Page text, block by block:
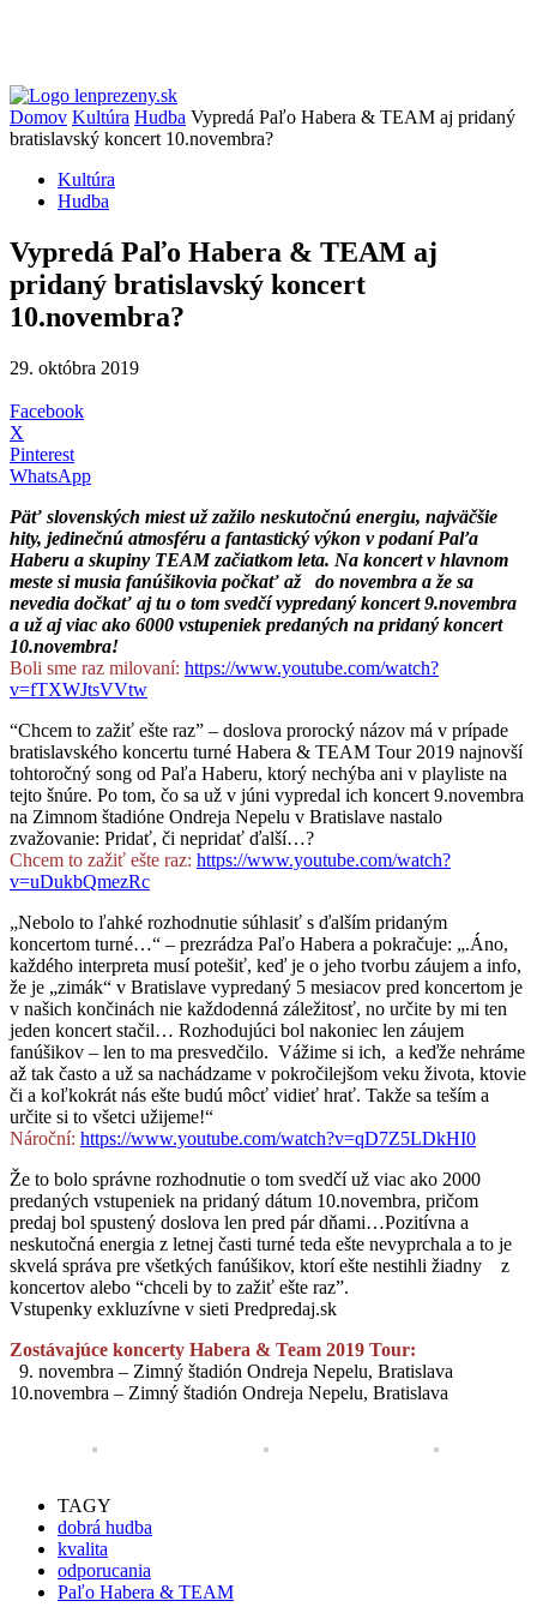
Domov Kultúra Hudba Vypredá Paľo Habera & TEAM aj pridaný
bratislavský koncert 10.novembra?
Kultúra
Hudba
Vypredá Paľo Habera & TEAM aj
pridaný bratislavský koncert
10.novembra?
29. októbra 2019
Facebook
X
Pinterest
WhatsApp
Päť slovenských miest už zažilo neskutočnú energiu, najväčšie
hity, jedinečnú atmosféru a fantastický výkon v podaní Paľa
Haberu a skupiny TEAM začiatkom leta. Na koncert v hlavnom
meste si musia fanúšikovia počkať až do novembra a že sa
nevedia dočkať aj tu o tom svedčí vypredaný koncert 9.novembra
a už aj viac ako 6000 vstupeniek predaných na pridaný koncert
10.novembra!
Boli sme raz milovaní: https://www.youtube.com/watch?
v=fTXWJtsVVtw
“Chcem to zažiť ešte raz” – doslova prorocký názov má v prípade
bratislavského koncertu turné Habera & TEAM Tour 2019 najnovší
tohtoročný song od Paľa Haberu, ktorý nechýba ani v playliste na
tejto šnúre. Po tom, čo sa už v júni vypredal ich koncert 9.novembra
na Zimnom štadióne Ondreja Nepelu v Bratislave nastalo
zvažovanie: Pridať, či nepridať ďalší…?
Chcem to zažiť ešte raz: https://www.youtube.com/watch?
v=uDukbQmezRc
„Nebolo to ľahké rozhodnutie súhlasiť s ďalším pridaným
koncertom turné…“ – prezrádza Paľo Habera a pokračuje: „.Áno,
každého interpreta musí potešiť, keď je o jeho tvorbu záujem a info,
že je „zimák“ v Bratislave vypredaný 5 mesiacov pred koncertom je
v našich končinách nie každodenná záležitosť, no určite by mi ten
jeden koncert stačil… Rozhodujúci bol nakoniec len záujem
fanúšikov – len to ma presvedčilo. Vážime si ich, a keďže nehráme
až tak často a už sa nachádzame v pokročilejšom veku života, ktovie
či a koľkokrát nás ešte budú môcť vidieť hrať. Takže sa teším a
určite si to všetci užijeme!“
Nároční: https://www.youtube.com/watch?v=qD7Z5LDkHI0
Že to bolo správne rozhodnutie o tom svedčí už viac ako 2000
predaných vstupeniek na pridaný dátum 10.novembra, pričom
predaj bol spustený doslova len pred pár dňami…Pozitívna a
neskutočná energia z letnej časti turné teda ešte nevyprchala a to je
skvelá správa pre všetkých fanúšikov, ktorí ešte nestihli žiadny z
koncertov alebo “chceli by to zažiť ešte raz”.
Vstupenky exkluzívne v sieti Predpredaj.sk
Zostávajúce koncerty Habera & Team 2019 Tour:
9. novembra – Zimný štadión Ondreja Nepelu, Bratislava
10.novembra – Zimný štadión Ondreja Nepelu, Bratislava
TAGY
dobrá hudba
kvalita
odporucania
Paľo Habera & TEAM